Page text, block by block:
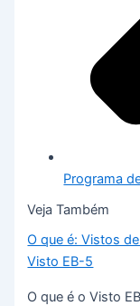
Programa
Veja Também
O que é: Vistos
Visto EB-5
O que é o Visto